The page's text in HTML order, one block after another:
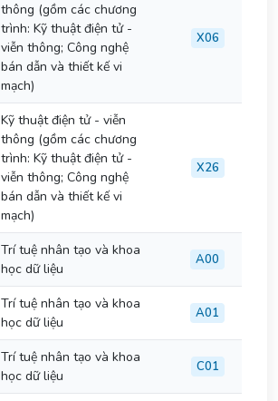
thông (gồm các chương
trình: Kỹ thuật điện tử -
viễn thông; Công nghệ
bán dẫn và thiết kế vi
mạch)
X06
Kỹ thuật điện tử - viễn
thông (gồm các chương
trình: Kỹ thuật điện tử -
viễn thông; Công nghệ
bán dẫn và thiết kế vi
mạch)
X26
Trí tuệ nhân tạo và khoa
học dữ liệu
A00
Trí tuệ nhân tạo và khoa
học dữ liệu
A01
Trí tuệ nhân tạo và khoa
học dữ liệu
C01